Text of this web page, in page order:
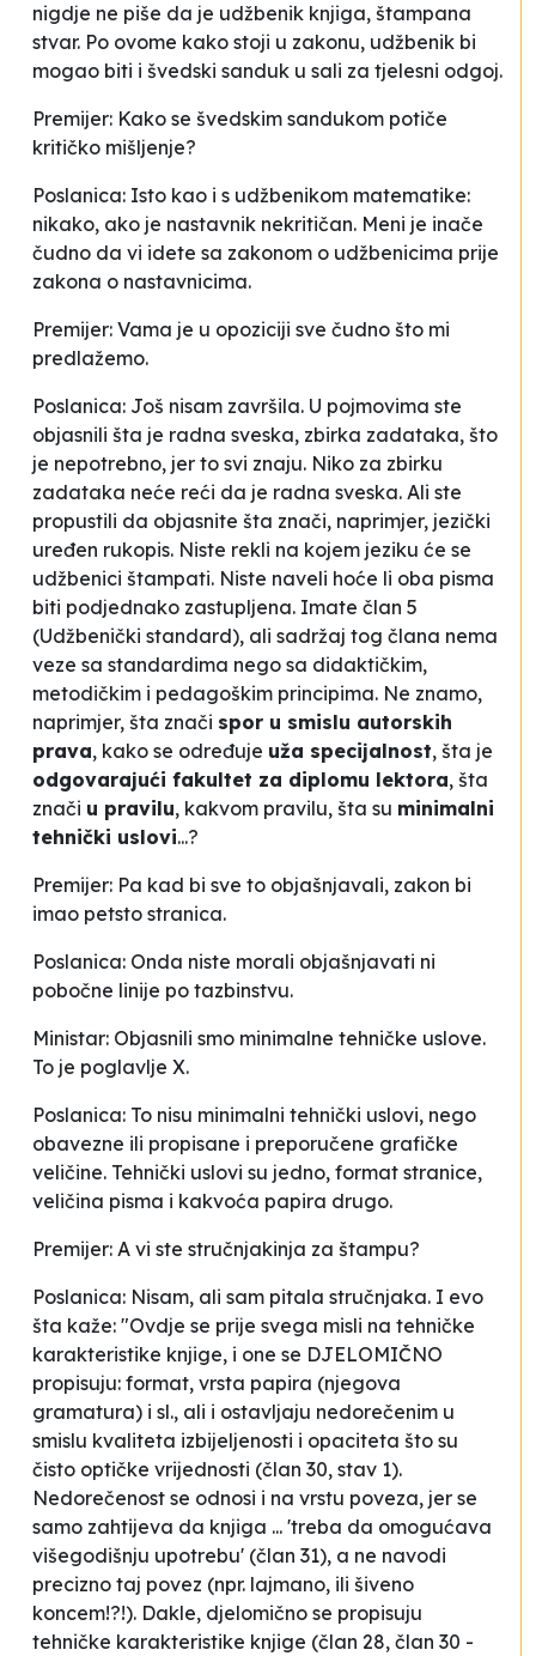
nigdje ne piše da je udžbenik knjiga, štampana
stvar. Po ovome kako stoji u zakonu, udžbenik bi
mogao biti i švedski sanduk u sali za tjelesni odgoj.
Premijer: Kako se švedskim sandukom potiče
kritičko mišljenje?
Poslanica: Isto kao i s udžbenikom matematike:
nikako, ako je nastavnik nekritičan. Meni je inače
čudno da vi idete sa zakonom o udžbenicima prije
zakona o nastavnicima.
Premijer: Vama je u opoziciji sve čudno što mi
predlažemo.
Poslanica: Još nisam završila. U pojmovima ste
objasnili šta je radna sveska, zbirka zadataka, što
je nepotrebno, jer to svi znaju. Niko za zbirku
zadataka neće reći da je radna sveska. Ali ste
propustili da objasnite šta znači, naprimjer, jezički
uređen rukopis. Niste rekli na kojem jeziku će se
udžbenici štampati. Niste naveli hoće li oba pisma
biti podjednako zastupljena. Imate član 5
(Udžbenički standard), ali sadržaj tog člana nema
veze sa standardima nego sa didaktičkim,
metodičkim i pedagoškim principima. Ne znamo,
naprimjer, šta znači spor u smislu autorskih
prava, kako se određuje uža specijalnost, šta je
odgovarajući fakultet za diplomu lektora, šta
znači u pravilu, kakvom pravilu, šta su minimalni
tehnički uslovi...?
Premijer: Pa kad bi sve to objašnjavali, zakon bi
imao petsto stranica.
Poslanica: Onda niste morali objašnjavati ni
pobočne linije po tazbinstvu.
Ministar: Objasnili smo minimalne tehničke uslove.
To je poglavlje X.
Poslanica: To nisu minimalni tehnički uslovi, nego
obavezne ili propisane i preporučene grafičke
veličine. Tehnički uslovi su jedno, format stranice,
veličina pisma i kakvoća papira drugo.
Premijer: A vi ste stručnjakinja za štampu?
Poslanica: Nisam, ali sam pitala stručnjaka. I evo
šta kaže: "Ovdje se prije svega misli na tehničke
karakteristike knjige, i one se DJELOMIČNO
propisuju: format, vrsta papira (njegova
gramatura) i sl., ali i ostavljaju nedorečenim u
smislu kvaliteta izbijeljenosti i opaciteta što su
čisto optičke vrijednosti (član 30, stav 1).
Nedorečenost se odnosi i na vrstu poveza, jer se
samo zahtijeva da knjiga ... 'treba da omogućava
višegodišnju upotrebu' (član 31), a ne navodi
precizno taj povez (npr. lajmano, ili šiveno
koncem!?!). Dakle, djelomično se propisuju
tehničke karakteristike knjige (član 28, član 30 -